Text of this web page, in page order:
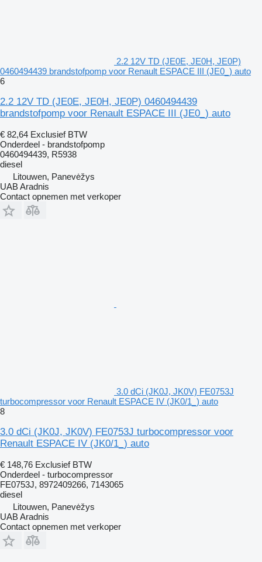
2.2 12V TD (JE0E, JE0H, JE0P)
0460494439 brandstofpomp voor Renault ESPACE III (JE0_) auto
6
2.2 12V TD (JE0E, JE0H, JE0P) 0460494439
brandstofpomp voor Renault ESPACE III (JE0_) auto
€ 82,64 Exclusief BTW
Onderdeel - brandstofpomp
0460494439, R5938
diesel
Litouwen, Panevėžys
UAB Aradnis
Contact opnemen met verkoper
3.0 dCi (JK0J, JK0V) FE0753J
turbocompressor voor Renault ESPACE IV (JK0/1_) auto
8
3.0 dCi (JK0J, JK0V) FE0753J turbocompressor voor
Renault ESPACE IV (JK0/1_) auto
€ 148,76 Exclusief BTW
Onderdeel - turbocompressor
FE0753J, 8972409266, 7143065
diesel
Litouwen, Panevėžys
UAB Aradnis
Contact opnemen met verkoper